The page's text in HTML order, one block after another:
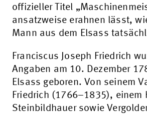
offizieller Titel
ansatzweise erahnen lässt,
Mann aus dem Elsass
Franciscus Joseph Friedrich
Angaben am 10. Dezember
Elsass geboren. Von seinem
Friedrich (1766–1835), einem
Steinbildhauer sowie